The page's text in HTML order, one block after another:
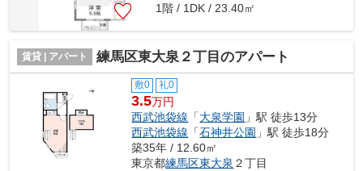
1階 / 1DK / 23.40㎡
賃貸 | アパート 練馬区東大泉２丁目のアパート
敷0 礼0
3.5万円
西武池袋線 「大泉学園 」駅 徒歩13分
西武池袋線 「石神井公園 」駅 徒歩18分
築35年 / 12.60㎡
東京都練馬区東大泉 ２丁目